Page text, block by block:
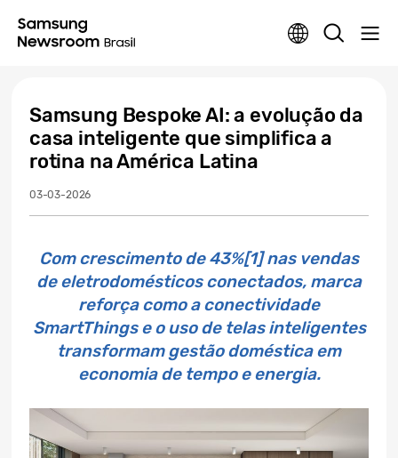
Samsung Bespoke AI: a evolução da
casa inteligente que simplifica a
rotina na América Latina
03-03-2026
Com crescimento de 43%[1] nas vendas
de eletrodomésticos conectados, marca
reforça como a conectividade
SmartThings e o uso de telas inteligentes
transformam gestão doméstica em
economia de tempo e energia.